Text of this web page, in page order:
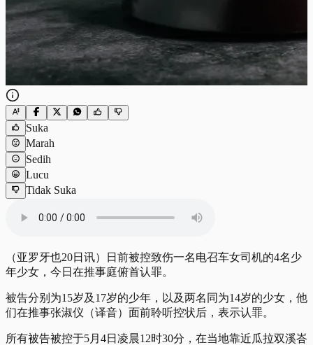
Suka
Marah
Sedih
Lucu
Tidak Suka
（亚罗牙也20日讯）日前被控致伤一名电召车女司机的4名少
年少女，今日在推事庭俯首认罪。
被告分别为15岁及17岁的少年，以及两名同为14岁的少女，他
们在推事张淑仪（译音）面前聆听控状后，表示认罪。
所有被告被控于5月4日凌晨12时30分，在当地靠近瓜拉双溪峇